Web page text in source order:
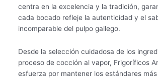
centra en la excelencia y la tradición,
cada bocado refleje la autenticidad y el
incomparable del pulpo gallego.
Desde la selección cuidadosa de los
proceso de cocción al vapor, Frigoríficos
esfuerza por mantener los estándares